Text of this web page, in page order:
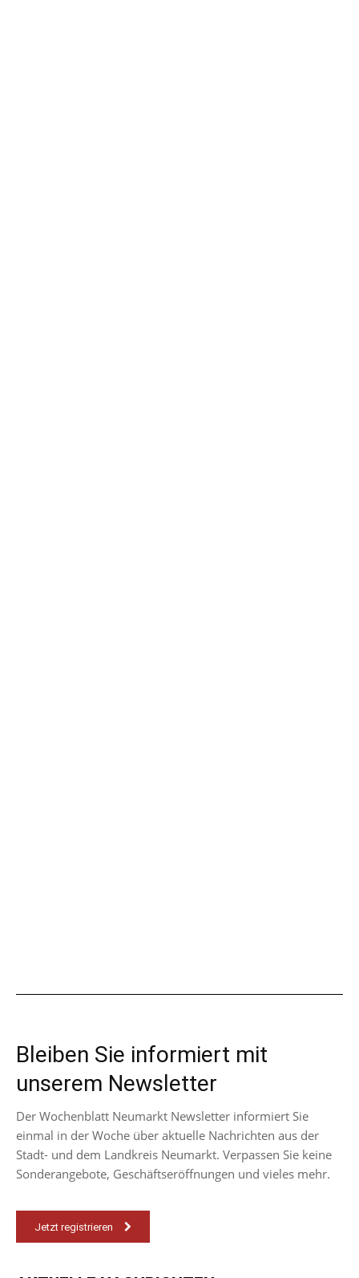
Bleiben Sie informiert mit
unserem Newsletter
Der Wochenblatt Neumarkt Newsletter informiert Sie
einmal in der Woche über aktuelle Nachrichten aus der
Stadt- und dem Landkreis Neumarkt. Verpassen Sie keine
Sonderangebote, Geschäftseröffnungen und vieles mehr.
Jetzt registrieren